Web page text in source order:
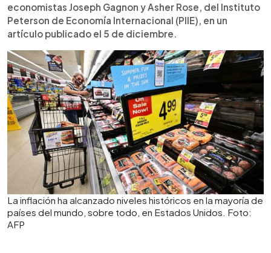
economistas Joseph Gagnon y Asher Rose, del Instituto
Peterson de Economía Internacional (PIIE), en un
artículo publicado el 5 de diciembre.
La inflación ha alcanzado niveles históricos en la mayoría de
países del mundo, sobre todo, en Estados Unidos. Foto:
AFP